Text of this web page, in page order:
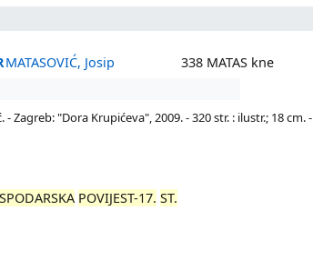
MATASOVIĆ, Josip 338 MATAS kne
"Dora Krupićeva", 2009. - 320 str. : ilustr.; 18 cm. -
POVIJEST-17. ST.